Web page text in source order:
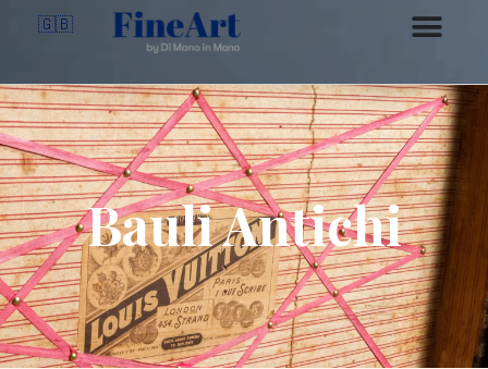
🇬🇧
Bauli Antichi